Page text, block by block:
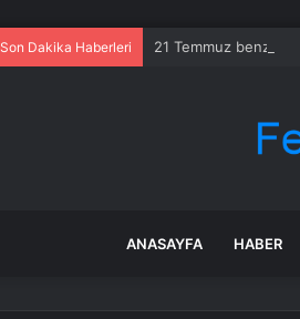
Son Dakika Haberleri 21 Temmuz benzine,
ANASAYFA HABER